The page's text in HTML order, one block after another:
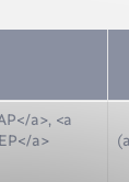
a>, <a
a>